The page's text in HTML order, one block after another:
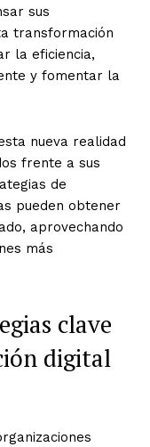
sus
transformación
la eficiencia,
y fomentar la
nueva realidad
frente a sus
de
pueden obtener
aprovechando
más
clave
digital